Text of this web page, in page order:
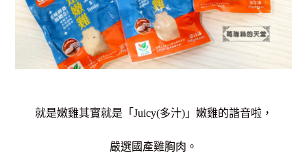
就是嫩雞其實就是「Juicy(多汁)」嫩雞的諧音啦，
嚴選國產雞胸肉。